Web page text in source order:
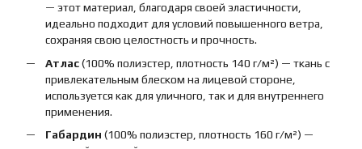
— этот материал, благодаря своей эластичности,
идеально подходит для условий повышенного ветра,
сохраняя свою целостность и прочность.
Атлас(100% полиэстер, плотность 140 г/м²) — ткань с
привлекательным блеском на лицевой стороне,
используется как для уличного, так и для внутреннего
применения.
Габардин (100% полиэстер, плотность 160 г/м²) —